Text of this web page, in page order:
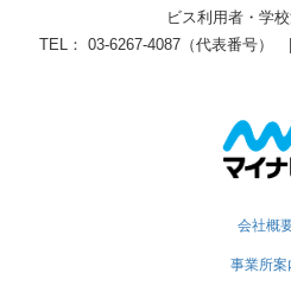
ビス利用者・学校
TEL： 03-6267-4087（代表番号）
会社概
事業所案